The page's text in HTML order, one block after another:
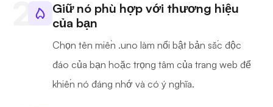
Giữ nó phù hợp với thương hiệu
của bạn
Chọn tên miền .uno làm nổi bật bản sắc độc
đáo của bạn hoặc trọng tâm của trang web để
khiến nó đáng nhớ và có ý nghĩa.